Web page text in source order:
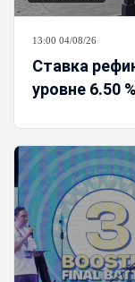
13:00 04/08/26
Ставка
уровне 6.50 %